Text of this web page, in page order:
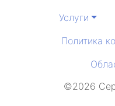
Услуги
Политика
©2026